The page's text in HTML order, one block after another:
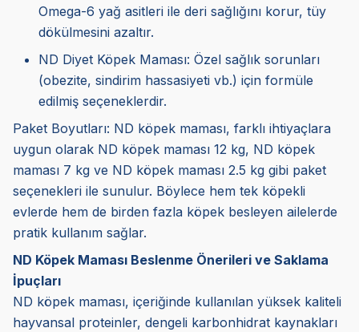
Omega-6 yağ asitleri ile deri sağlığını korur, tüy
dökülmesini azaltır.
ND Diyet Köpek Maması: Özel sağlık sorunları
(obezite, sindirim hassasiyeti vb.) için formüle
edilmiş seçeneklerdir.
Paket Boyutları: ND köpek maması, farklı ihtiyaçlara
uygun olarak ND köpek maması 12 kg, ND köpek
maması 7 kg ve ND köpek maması 2.5 kg gibi paket
seçenekleri ile sunulur. Böylece hem tek köpekli
evlerde hem de birden fazla köpek besleyen ailelerde
pratik kullanım sağlar.
ND Köpek Maması Beslenme Önerileri ve Saklama
İpuçları
ND köpek maması, içeriğinde kullanılan yüksek kaliteli
hayvansal proteinler, dengeli karbonhidrat kaynakları